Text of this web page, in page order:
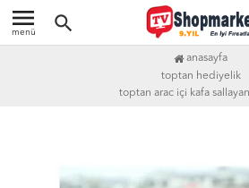
menu
menü search
anasayfa
toptan hediyelik
toptan arac i̇çi kafa